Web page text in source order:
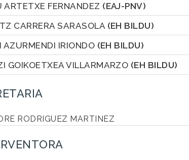
ARTETXE FERNANDEZ (EAJ-PNV)
CARRERA SARASOLA (EH BILDU)
AZURMENDI IRIONDO (EH BILDU)
GOIKOETXEA VILLARMARZO (EH BILDU)
RODRIGUEZ MARTINEZ